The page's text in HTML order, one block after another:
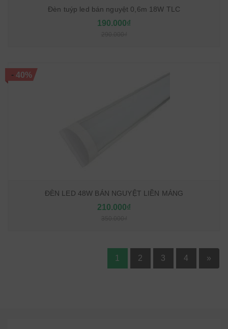
Đèn tuýp led bán nguyệt 0,6m 18W TLC
190.000₫
-40%
ĐÈN LED 48W BÁN NGUYỆT LIỀN MÁNG
210.000₫
1 2 3 4 »